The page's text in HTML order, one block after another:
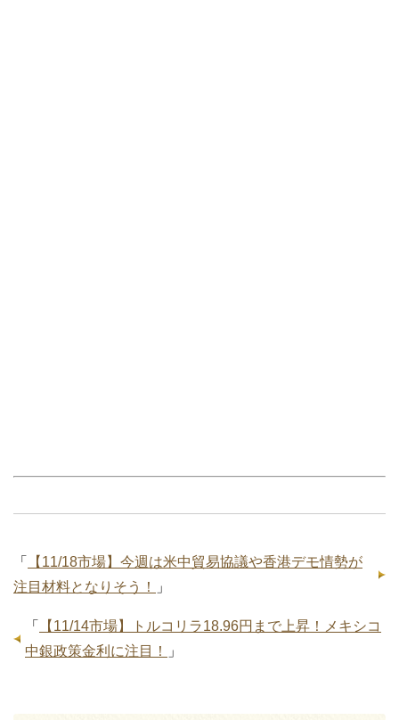
「
【11/18市場】今週は米中貿易協議や香港デモ情勢が
注目材料となりそう！
」
「
【11/14市場】トルコリラ18.96円まで上昇！メキシコ
中銀政策金利に注目！
」